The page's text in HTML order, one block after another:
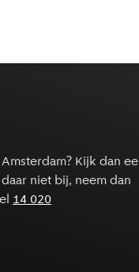
Kijk dan
niet bij, neem dan
14 020